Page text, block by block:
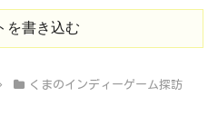
を書き込む
くまのインディーゲーム探訪